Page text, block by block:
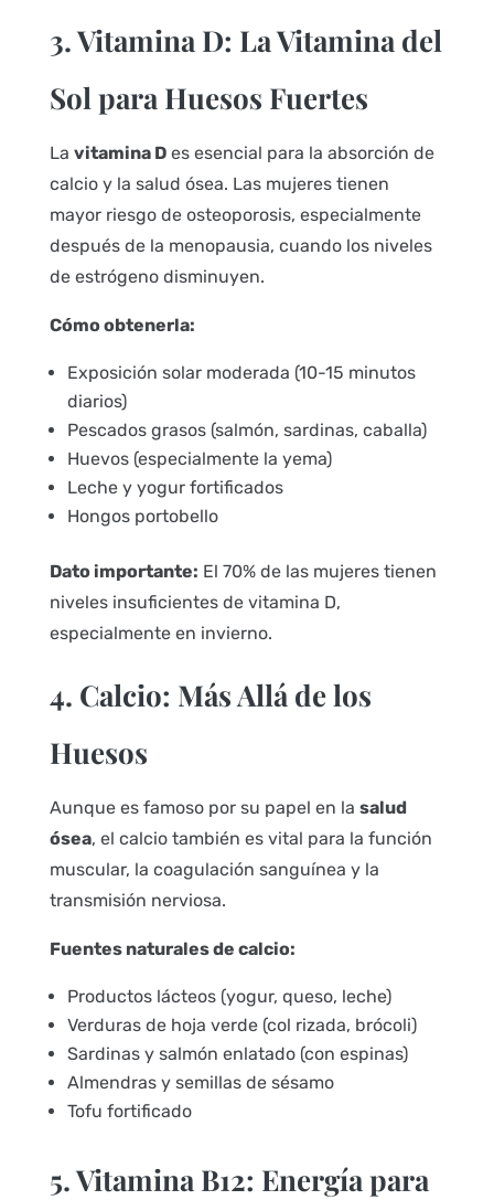
3. Vitamina D: La Vitamina del
Sol para Huesos Fuertes
La vitamina Des esencial para la absorción de
calcio y la salud ósea. Las mujeres tienen
mayor riesgo de osteoporosis, especialmente
después de la menopausia, cuando los niveles
de estrógeno disminuyen.
Cómo obtenerla:
Exposición solar moderada (10-15 minutos
diarios)
Pescados grasos (salmón, sardinas, caballa)
Huevos (especialmente la yema)
Leche y yogur fortificados
Hongos portobello
Dato importante: El 70% de las mujeres tienen
niveles insuficientes de vitamina D,
especialmente en invierno.
4. Calcio: Más Allá de los
Huesos
Aunque es famoso por su papel en la salud
ósea, el calcio también es vital para la función
muscular, la coagulación sanguínea y la
transmisión nerviosa.
Fuentes naturales de calcio:
Productos lácteos (yogur, queso, leche)
Verduras de hoja verde (col rizada, brócoli)
Sardinas y salmón enlatado (con espinas)
Almendras y semillas de sésamo
Tofu fortificado
5. Vitamina B12: Energía para